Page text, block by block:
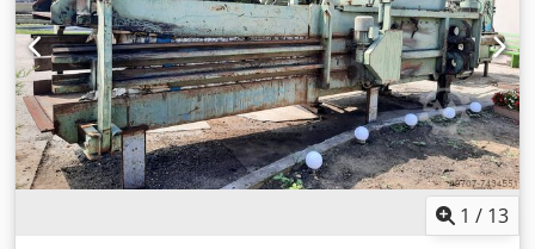
messen, tegenmessen, rotoroppervlak), trillingsdempers,
glijstrips, zeef, oliën in tandwielen, elektrische,
hydraulische en pneumatische installaties. Dodpfx Aovx
Rtasb Uskr
1 / 13